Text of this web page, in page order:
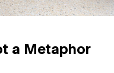
a Metaphor